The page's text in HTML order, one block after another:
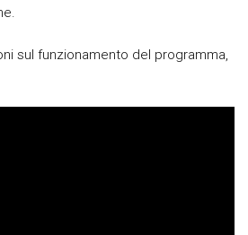
sul funzionamento del programma,